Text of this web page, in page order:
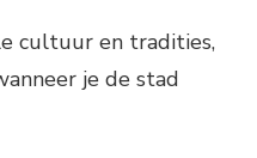
cultuur en tradities,
je de stad